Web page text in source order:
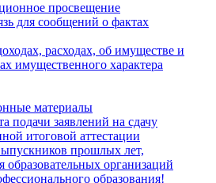
просвещение
для сообщений о фактах
расходах, об имуществе и
имущественного характера
материалы
подачи заявлений на сдачу
итоговой аттестации
прошлых лет,
образовательных организаций
образования!